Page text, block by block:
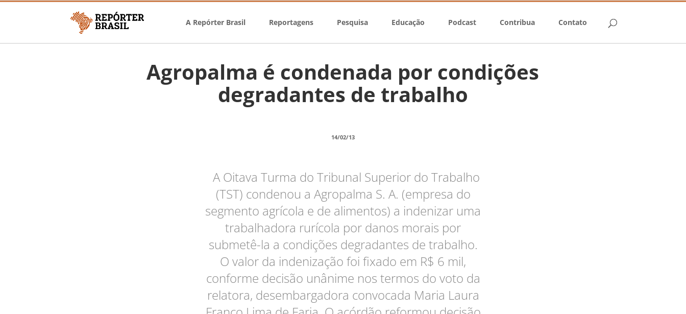
A Repórter Brasil Reportagens Pesquisa Educação Podcast Contribua Contato
Agropalma é condenada por condições
degradantes de trabalho
14/02/13
A Oitava Turma do Tribunal Superior do Trabalho
(TST) condenou a Agropalma S. A. (empresa do
segmento agrícola e de alimentos) a indenizar uma
trabalhadora rurícola por danos morais por
submetê-la a condições degradantes de trabalho.
O valor da indenização foi fixado em R$ 6 mil,
conforme decisão unânime nos termos do voto da
relatora, desembargadora convocada Maria Laura